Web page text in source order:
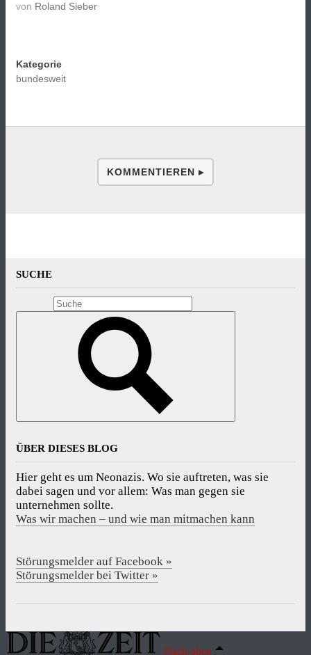
von Roland Sieber
Kategorie
bundesweit
KOMMENTIEREN ▸
SUCHE
ÜBER DIESES BLOG
Hier geht es um Neonazis. Wo sie auftreten, was sie
dabei sagen und vor allem: Was man gegen sie
unternehmen sollte.
Was wir machen – und wie man mitmachen kann
Störungsmelder auf Facebook »
Störungsmelder bei Twitter »
Nach oben